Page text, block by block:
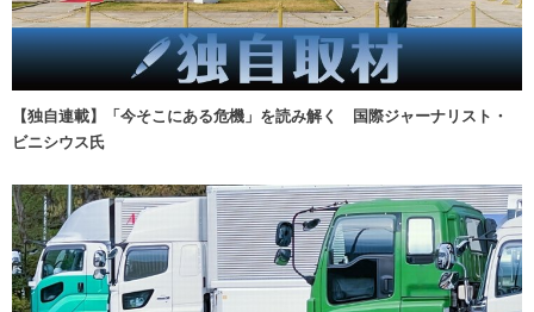
【独自連載】「今そこにある危機」を読み解く 国際ジャーナリスト・
ビニシウス氏